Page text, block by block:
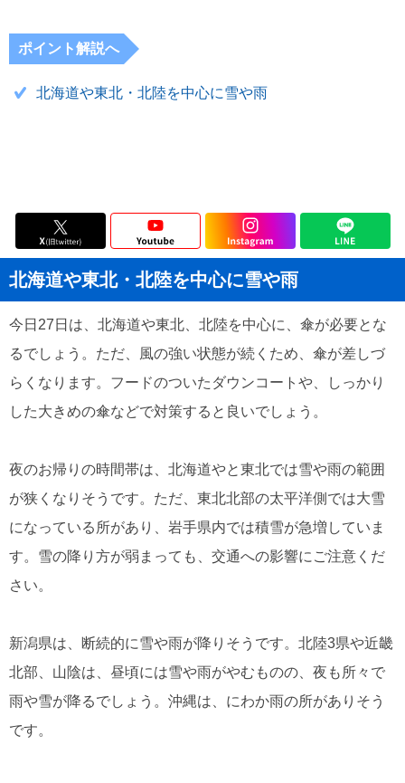
ポイント解説へ
北海道や東北・北陸を中心に雪や雨
北海道や東北・北陸を中心に雪や雨
今日27日は、北海道や東北、北陸を中心に、傘が必要とな
るでしょう。ただ、風の強い状態が続くため、傘が差しづ
らくなります。フードのついたダウンコートや、しっかり
した大きめの傘などで対策すると良いでしょう。
夜のお帰りの時間帯は、北海道やと東北では雪や雨の範囲
が狭くなりそうです。ただ、東北北部の太平洋側では大雪
になっている所があり、岩手県内では積雪が急増していま
す。雪の降り方が弱まっても、交通への影響にご注意くだ
さい。
新潟県は、断続的に雪や雨が降りそうです。北陸3県や近畿
北部、山陰は、昼頃には雪や雨がやむものの、夜も所々で
雨や雪が降るでしょう。沖縄は、にわか雨の所がありそう
です。